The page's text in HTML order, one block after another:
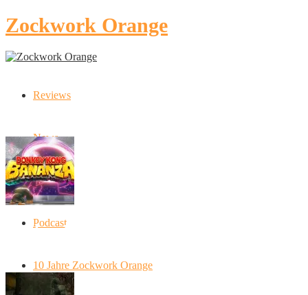
Zockwork Orange
Reviews
News
Artikel
Podcast
10 Jahre Zockwork Orange
Donkey Kong Bananza: “Ich mache alles